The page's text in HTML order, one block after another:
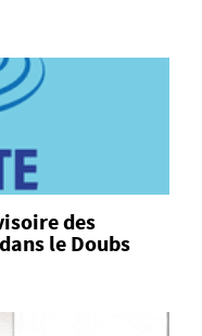
des
le Doubs